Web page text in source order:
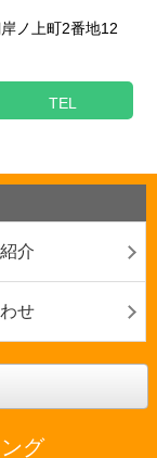
ノ上町2番地12
TEL
介
せ
グ